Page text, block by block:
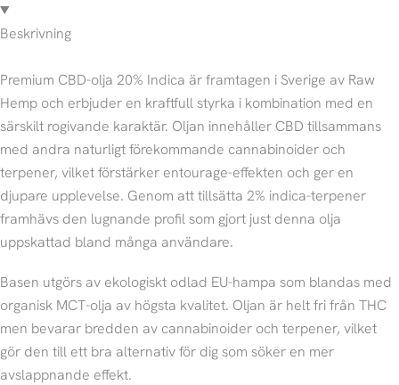
Beskrivning
Premium CBD-olja 20% Indica är framtagen i Sverige av Raw
Hemp och erbjuder en kraftfull styrka i kombination med en
särskilt rogivande karaktär. Oljan innehåller CBD tillsammans
med andra naturligt förekommande cannabinoider och
terpener, vilket förstärker entourage-effekten och ger en
djupare upplevelse. Genom att tillsätta 2% indica-terpener
framhävs den lugnande profil som gjort just denna olja
uppskattad bland många användare.
Basen utgörs av ekologiskt odlad EU-hampa som blandas med
organisk MCT-olja av högsta kvalitet. Oljan är helt fri från THC
men bevarar bredden av cannabinoider och terpener, vilket
gör den till ett bra alternativ för dig som söker en mer
avslappnande effekt.